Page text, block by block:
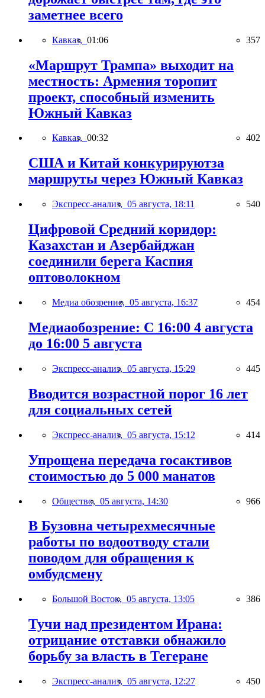
заметнее всего
Кавказ, 01:06 357
«Маршрут Трампа» выходит на
местность: Армения торопит
проект, способный изменить
Южный Кавказ
Кавказ, 00:32 402
США и Китай конкурируютза
маршруты через Южный Кавказ
Экспресс-анализ, 05 августа, 18:11 540
Цифровой Средний коридор:
Казахстан и Азербайджан
соединили берега Каспия
оптоволокном
Медиа обозрение, 05 августа, 16:37 454
Медиаобозрение: С 16:00 4 августа
до 16:00 5 августа
Экспресс-анализ, 05 августа, 15:29 445
Вводится возрастной порог 16 лет
для социальных сетей
Экспресс-анализ, 05 августа, 15:12 414
Упрощена передача госактивов
стоимостью до 5 000 манатов
Общество, 05 августа, 14:30 966
В Бузовна четырехмесячные
работы по водоотводу стали
поводом для обращения к
омбудсмену
Большой Восток, 05 августа, 13:05 386
Тучи над президентом Ирана:
отрицание отставки обнажило
борьбу за власть в Тегеране
Экспресс-анализ, 05 августа, 12:27 450